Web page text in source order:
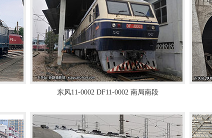
东风11-0002 DF11-0002 南局南段